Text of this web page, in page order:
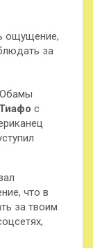
с
что в
за твоим